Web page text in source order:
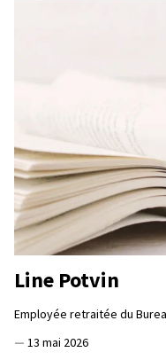
Line Potvin
Employée retraitée du
— 13 mai 2026